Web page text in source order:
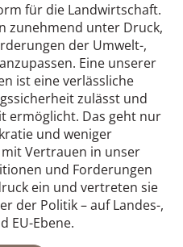
für die Landwirtschaft.
zunehmend unter Druck,
der Umwelt-,
Eine unserer
ist eine verlässliche
zulässt und
ermöglicht. Das geht nur
und weniger
Vertrauen in unser
und Forderungen
ein und vertreten sie
der Politik – auf Landes-,
EU-Ebene.